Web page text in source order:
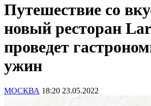
Путешествие со
новый ресторан
проведет
ужин
МОСКВА 18:20 23.05.2022